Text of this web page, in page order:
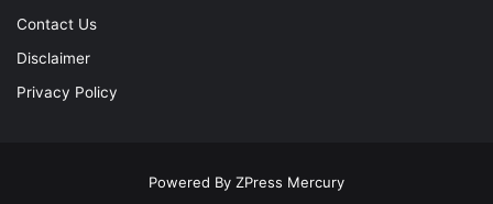
Contact Us
Disclaimer
Privacy Policy
Powered By ZPress Mercury